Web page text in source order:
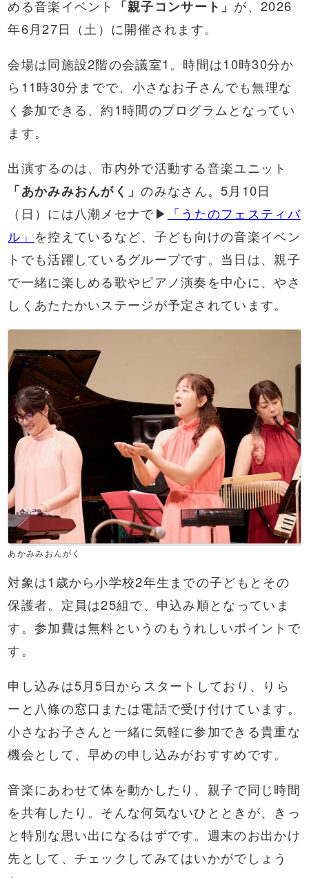
める音楽イベント
「親子コンサート」 が、2026
年6月27日（土）に開催されます。
会場は同施設2階の会議室1。時間は10時30分か
ら11時30分までで、小さなお子さんでも無理な
く参加できる、約1時間のプログラムとなってい
ます。
出演するのは、市内外で活動する音楽ユニット
「あかみみおんがく」のみなさん。5月10日
（日）には八潮メセナで▶ 「うたのフェスティバ
ル」 を控えているなど、子ども向けの音楽イベン
トでも活躍しているグループです。当日は、親子
で一緒に楽しめる歌やピアノ演奏を中心に、やさ
しくあたたかいステージが予定されています。
あかみみおんがく
対象は1歳から小学校2年生までの子どもとその
保護者。定員は25組で、申込み順となっていま
す。参加費は無料というのもうれしいポイントで
す。
申し込みは5月5日からスタートしており、りら
ーと八條の窓口または電話で受け付けています。
小さなお子さんと一緒に気軽に参加できる貴重な
機会として、早めの申し込みがおすすめです。
音楽にあわせて体を動かしたり、親子で同じ時間
を共有したり。そんな何気ないひとときが、きっ
と特別な思い出になるはずです。週末のお出かけ
先として、チェックしてみてはいかがでしょう